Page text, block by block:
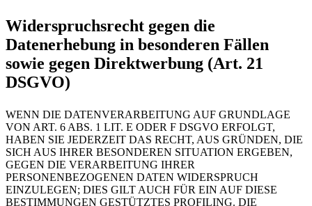
Widerspruchsrecht gegen die
Datenerhebung in besonderen Fällen
sowie gegen Direktwerbung (Art. 21
DSGVO)
WENN DIE DATENVERARBEITUNG AUF GRUNDLAGE
VON ART. 6 ABS. 1 LIT. E ODER F DSGVO ERFOLGT,
HABEN SIE JEDERZEIT DAS RECHT, AUS GRÜNDEN, DIE
SICH AUS IHRER BESONDEREN SITUATION ERGEBEN,
GEGEN DIE VERARBEITUNG IHRER
PERSONENBEZOGENEN DATEN WIDERSPRUCH
EINZULEGEN; DIES GILT AUCH FÜR EIN AUF DIESE
BESTIMMUNGEN GESTÜTZTES PROFILING. DIE